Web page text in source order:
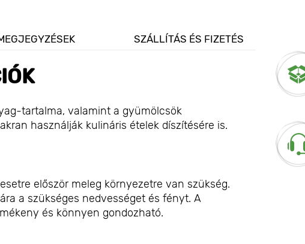
SZÁLLÍTÁS ÉS FIZETÉS
tartalma, valamint a gyümölcsök
használják kulináris ételek díszítésére is.
először meleg környezetre van szükség.
a szükséges nedvességet és fényt. A
és könnyen gondozható.